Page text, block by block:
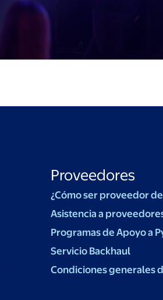
Proveedores
¿Cómo ser proveedor
Asistencia a
Programas de Apoyo a
Servicio Backhaul
Condiciones generales